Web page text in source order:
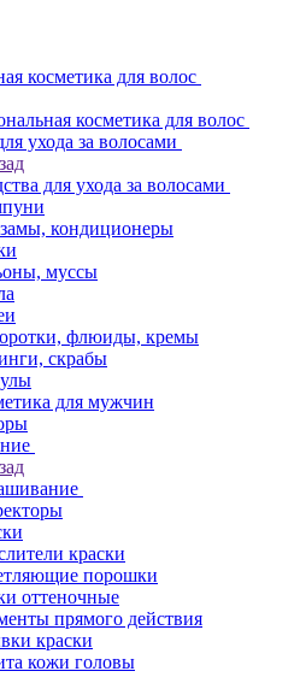
косметика для волос
косметика для волос
ухода за волосами
для ухода за волосами
кондиционеры
муссы
флюиды, кремы
скрабы
для мужчин
краски
порошки
оттеночные
прямого действия
краски
кожи головы